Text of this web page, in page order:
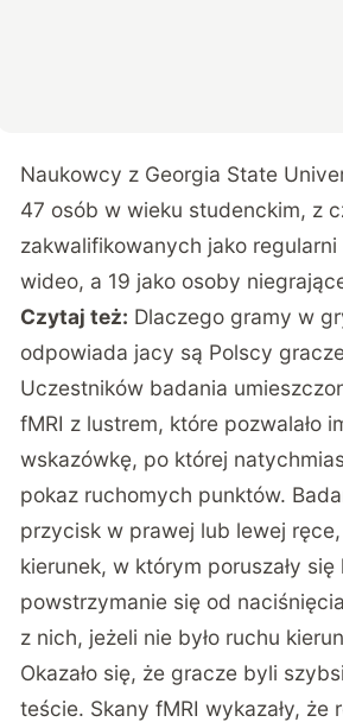
Naukowcy z Georgia State
47 osób w wieku studenckim, z
zakwalifikowanych jako
wideo, a 19 jako osoby
Czytaj też: Dlaczego gramy w
odpowiada jacy są Polscy
Uczestników badania
fMRI z lustrem, które pozwalało
wskazówkę, po której
pokaz ruchomych punktów.
przycisk w prawej lub lewej
kierunek, w którym poruszały
powstrzymanie się od
z nich, jeżeli nie było ruchu
Okazało się, że gracze byli
teście. Skany fMRI wykazały, że